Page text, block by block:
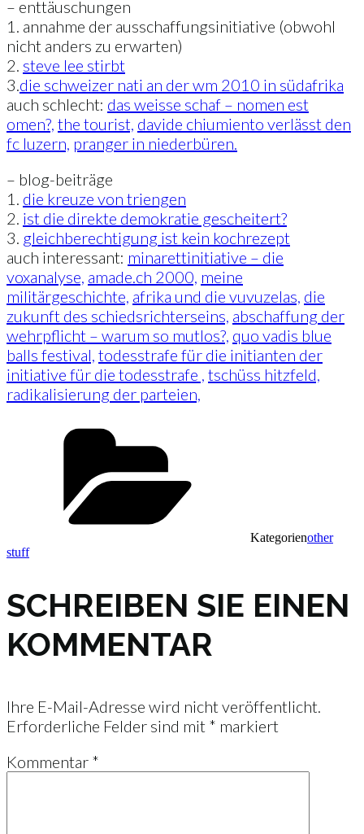
– enttäuschungen
1. annahme der ausschaffungsinitiative (obwohl
nicht anders zu erwarten)
2. steve lee stirbt
3.die schweizer nati an der wm 2010 in südafrika
auch schlecht: das weisse schaf – nomen est
omen?, the tourist, davide chiumiento verlässt den
fc luzern, pranger in niederbüren.
– blog-beiträge
1. die kreuze von triengen
2. ist die direkte demokratie gescheitert?
3. gleichberechtigung ist kein kochrezept
auch interessant: minarettinitiative – die
voxanalyse, amade.ch 2000, meine
militärgeschichte, afrika und die vuvuzelas, die
zukunft des schiedsrichterseins, abschaffung der
wehrpflicht – warum so mutlos?, quo vadis blue
balls festival, todesstrafe für die initianten der
initiative für die todesstrafe , tschüss hitzfeld,
radikalisierung der parteien,
Kategorienother
stuff
SCHREIBEN SIE EINEN
KOMMENTAR
Ihre E-Mail-Adresse wird nicht veröffentlicht.
Erforderliche Felder sind mit * markiert
Kommentar *